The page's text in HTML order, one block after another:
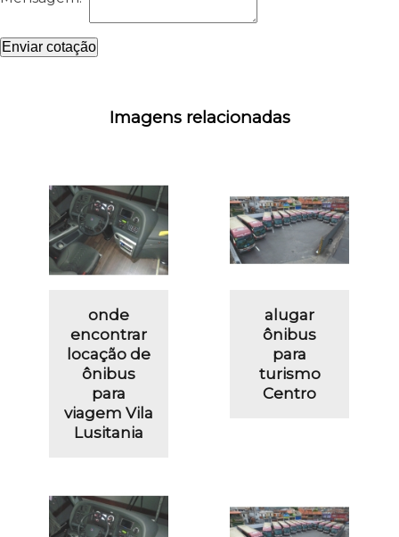
Enviar cotação
Imagens relacionadas
onde
encontrar
locação de
ônibus
para
viagem Vila
Lusitania
alugar
ônibus
para
turismo
Centro